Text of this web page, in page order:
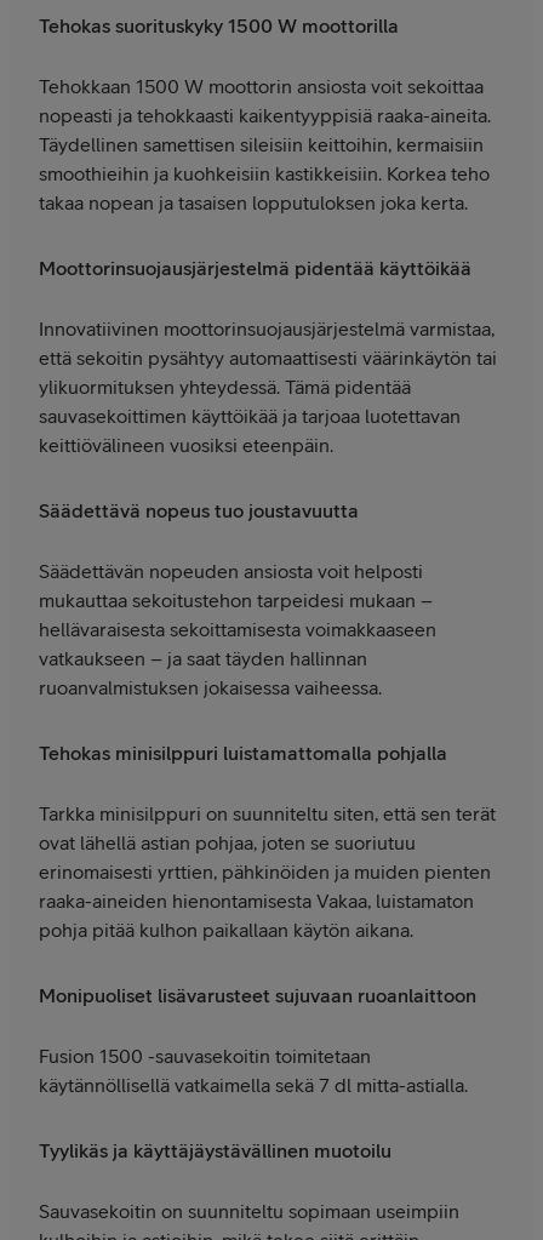
Tehokas suorituskyky 1500 W moottorilla
Tehokkaan 1500 W moottorin ansiosta voit sekoittaa
nopeasti ja tehokkaasti kaikentyyppisiä raaka-aineita.
Täydellinen samettisen sileisiin keittoihin, kermaisiin
smoothieihin ja kuohkeisiin kastikkeisiin. Korkea teho
takaa nopean ja tasaisen lopputuloksen joka kerta.
Moottorinsuojausjärjestelmä pidentää käyttöikää
Innovatiivinen moottorinsuojausjärjestelmä varmistaa,
että sekoitin pysähtyy automaattisesti väärinkäytön tai
ylikuormituksen yhteydessä. Tämä pidentää
sauvasekoittimen käyttöikää ja tarjoaa luotettavan
keittiövälineen vuosiksi eteenpäin.
Säädettävä nopeus tuo joustavuutta
Säädettävän nopeuden ansiosta voit helposti
mukauttaa sekoitustehon tarpeidesi mukaan –
hellävaraisesta sekoittamisesta voimakkaaseen
vatkaukseen – ja saat täyden hallinnan
ruoanvalmistuksen jokaisessa vaiheessa.
Tehokas minisilppuri luistamattomalla pohjalla
Tarkka minisilppuri on suunniteltu siten, että sen terät
ovat lähellä astian pohjaa, joten se suoriutuu
erinomaisesti yrttien, pähkinöiden ja muiden pienten
raaka-aineiden hienontamisesta Vakaa, luistamaton
pohja pitää kulhon paikallaan käytön aikana.
Monipuoliset lisävarusteet sujuvaan ruoanlaittoon
Fusion 1500 -sauvasekoitin toimitetaan
käytännöllisellä vatkaimella sekä 7 dl mitta-astialla.
Tyylikäs ja käyttäjäystävällinen muotoilu
Sauvasekoitin on suunniteltu sopimaan useimpiin